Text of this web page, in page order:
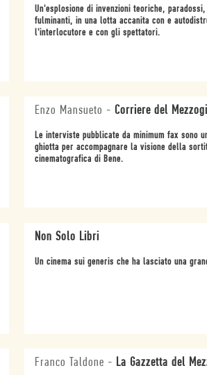
Un'esplosione di invenzioni teoriche,
fulminanti, in una lotta accanita con e
l'interlocutore e con gli spettatori.
Enzo Mansueto - Corriere del
Le interviste pubblicate da minimum fax sono
ghiotta per accompagnare la visione della
cinematografica di Bene.
Non Solo Libri
Un cinema sui generis che ha lasciato una
Franco Taldone - La Gazzetta del